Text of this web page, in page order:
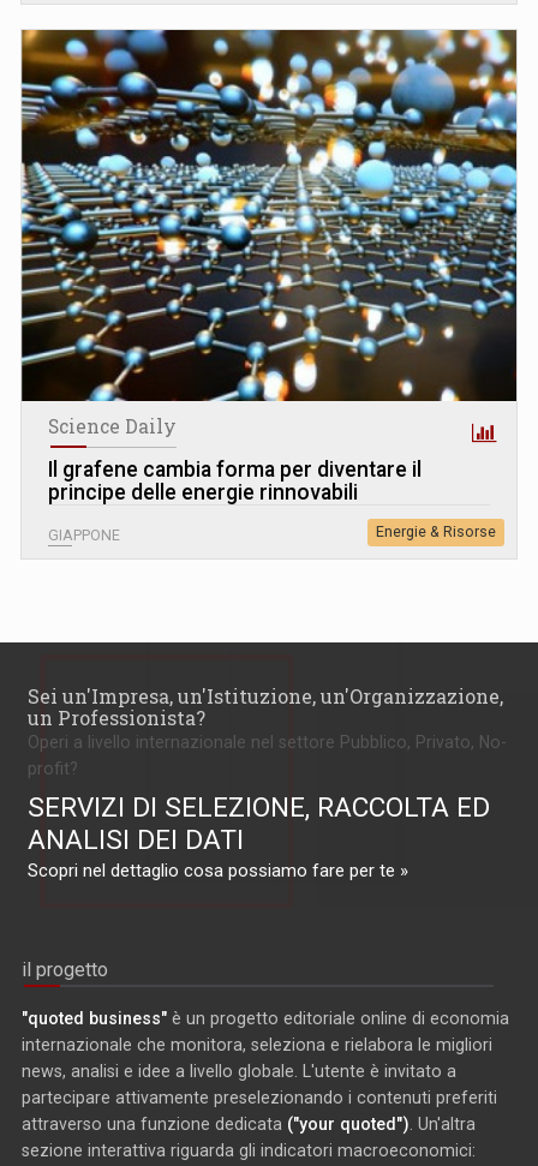
Science Daily
Il grafene cambia forma per diventare il
principe delle energie rinnovabili
GIAPPONE Energie & Risorse
Sei un'Impresa, un'Istituzione, un'Organizzazione,
un Professionista?
Operi a livello internazionale nel settore Pubblico, Privato, No-
profit?
SERVIZI DI SELEZIONE, RACCOLTA ED
ANALISI DEI DATI
Scopri nel dettaglio cosa possiamo fare per te »
il progetto
"quoted business" è un progetto editoriale online di economia
internazionale che monitora, seleziona e rielabora le migliori
news, analisi e idee a livello globale. L'utente è invitato a
partecipare attivamente preselezionando i contenuti preferiti
attraverso una funzione dedicata ("your quoted") . Un'altra
sezione interattiva riguarda gli indicatori macroeconomici: